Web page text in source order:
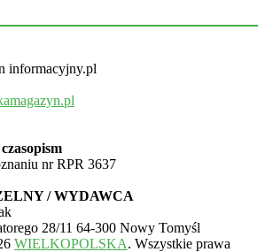
informacyjny.pl
nr RPR 3637
/ WYDAWCA
28/11 64-300 Nowy Tomyśl
WIELKOPOLSKA. Wszystkie prawa